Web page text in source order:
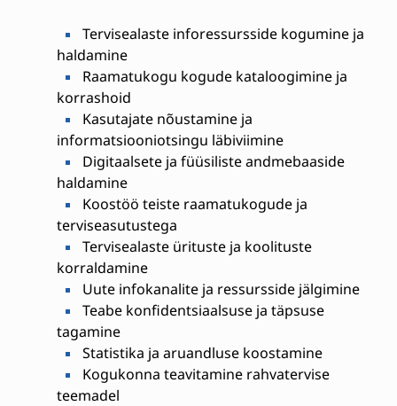
Tervisealaste inforessursside kogumine ja
haldamine
Raamatukogu kogude kataloogimine ja
korrashoid
Kasutajate nõustamine ja
informatsiooniotsingu läbiviimine
Digitaalsete ja füüsiliste andmebaaside
haldamine
Koostöö teiste raamatukogude ja
terviseasutustega
Tervisealaste ürituste ja koolituste
korraldamine
Uute infokanalite ja ressursside jälgimine
Teabe konfidentsiaalsuse ja täpsuse
tagamine
Statistika ja aruandluse koostamine
Kogukonna teavitamine rahvatervise
teemadel